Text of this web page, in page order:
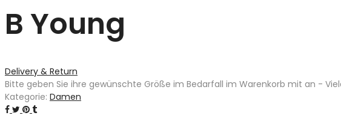
B Young
Delivery & Return
Bitte geben Sie ihre gewünschte Größe im Bedarfall im Warenkorb mit an -
Kategorie: Damen